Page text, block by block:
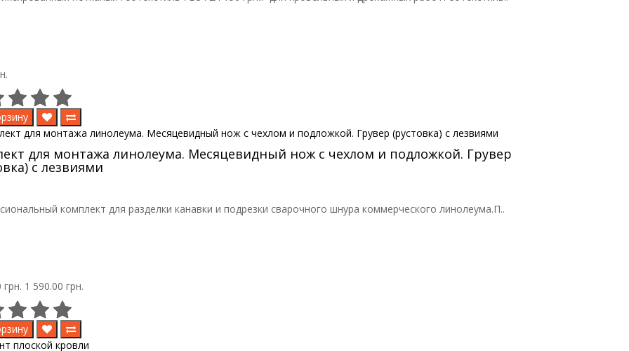
для монтажа линолеума. Месяцевидный нож с чехлом и подложкой. Грувер
с лезвиями
комплект для разделки канавки и подрезки сварочного шнура коммерческого линолеума.П..
1 590.00 грн.